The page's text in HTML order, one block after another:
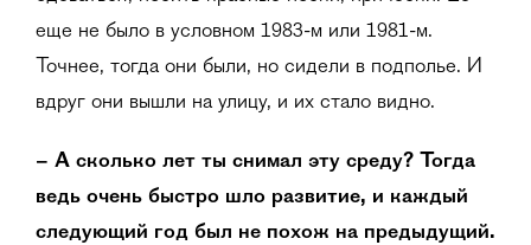
еще не было в условном 1983-м или 1981-м.
Точнее, тогда они были, но сидели в подполье. И
вдруг они вышли на улицу, и их стало видно.
– А сколько лет ты снимал эту среду? Тогда
ведь очень быстро шло развитие, и каждый
следующий год был не похож на предыдущий.